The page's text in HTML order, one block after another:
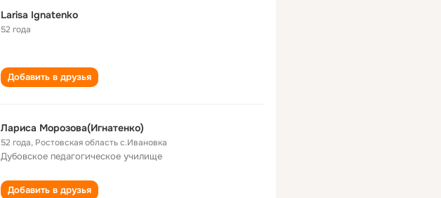
Larisa Ignatenko
52 года
Добавить в друзья
Лариса Морозова(Игнатенко)
52 года, Ростовская область с.Ивановка
Дубовское педагогическое училище
Добавить в друзья